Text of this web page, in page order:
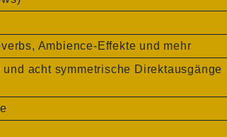
Ambience-Effekte und mehr
acht symmetrische Direktausgänge